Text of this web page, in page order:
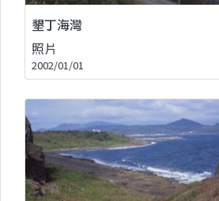
墾丁海灣
照片
2002/01/01